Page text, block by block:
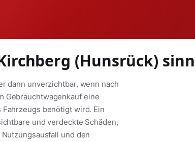
(Hunsrück)
dann unverzichtbar, wenn nach
Gebrauchtwagenkauf eine
benötigt wird. Ein
und verdeckte Schäden,
und den